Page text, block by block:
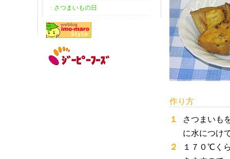
作り方
１
さつまいも
に水につけ
２
１７０℃く
· さつまいもの日